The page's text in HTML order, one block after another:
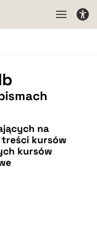
na
kursów
kursów